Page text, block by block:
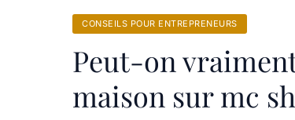
CONSEILS POUR ENTREPRENEURS
Peut-on
maison sur mc